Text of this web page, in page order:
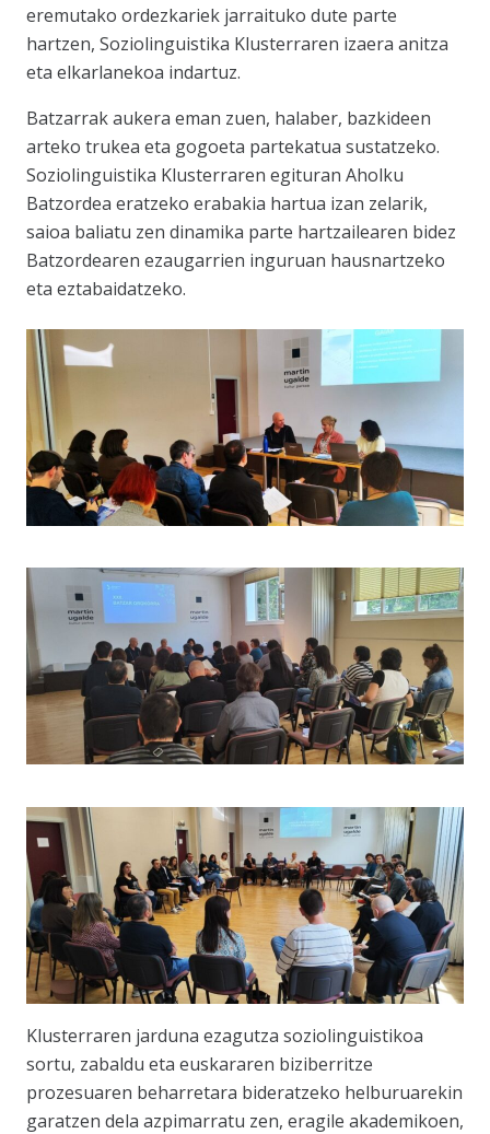
eremutako ordezkariek jarraituko dute parte
hartzen, Soziolinguistika Klusterraren izaera anitza
eta elkarlanekoa indartuz.
Batzarrak aukera eman zuen, halaber, bazkideen
arteko trukea eta gogoeta partekatua sustatzeko.
Soziolinguistika Klusterraren egituran Aholku
Batzordea eratzeko erabakia hartua izan zelarik,
saioa baliatu zen dinamika parte hartzailearen bidez
Batzordearen ezaugarrien inguruan hausnartzeko
eta eztabaidatzeko.
Klusterraren jarduna ezagutza soziolinguistikoa
sortu, zabaldu eta euskararen biziberritze
prozesuaren beharretara bideratzeko helburuarekin
garatzen dela azpimarratu zen, eragile akademikoen,